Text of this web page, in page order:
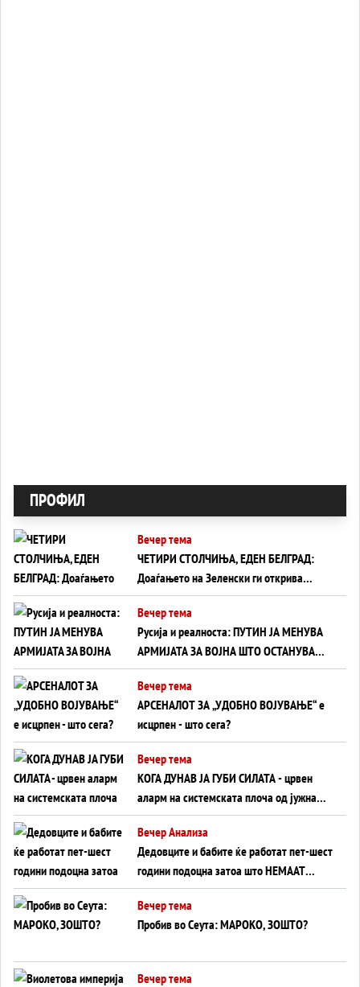
ПРОФИЛ
Вечер тема
ЧЕТИРИ СТОЛЧИЊА, ЕДЕН БЕЛГРАД:
Доаѓањето на Зеленски ги открива
тајните на политиката на балансирање
на Вучиќ
Вечер тема
Русија и реалноста: ПУТИН ЈА МЕНУВА
АРМИЈАТА ЗА ВОЈНА ШТО ОСТАНУВА
БЕЗ ФРОНТ
Вечер тема
АРСЕНАЛОТ ЗА „УДОБНО ВОЈУВАЊЕ“ е
исцрпен - што сега?
Вечер тема
КОГА ДУНАВ ЈА ГУБИ СИЛАТА - црвен
аларм на системската плоча од јужна
Германија до Црното Море...
Вечер Анализа
Дедовците и бабите ќе работат пет-шест
години подоцна затоа што НЕМААТ
ВНУЦИ ДА ГИ ЗАМЕНАТ
Вечер тема
Пробив во Сеута: МАРОКО, ЗОШТО?
Вечер тема